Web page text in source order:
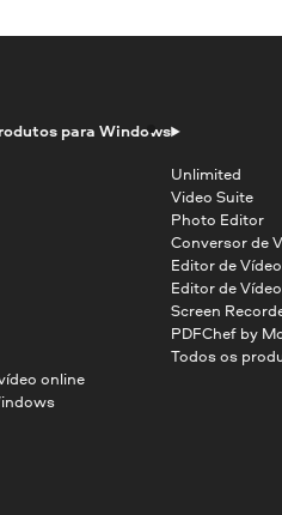
para Windows
online
Unlimited
Video Suite
Photo Editor
Conversor de
Editor de
Editor de
Screen
PDFChef by
Todos os